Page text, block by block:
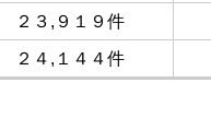
２３,９１９件
２４,１４４件